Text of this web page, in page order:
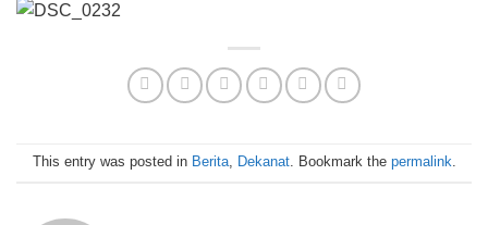
This entry was posted in Berita, Dekanat. Bookmark the permalink.